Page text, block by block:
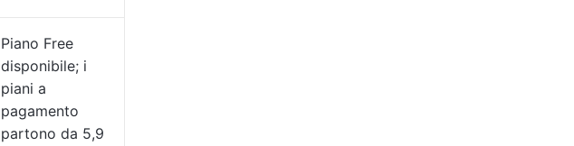
Piano Free
disponibile; i
piani a
pagamento
partono da 5,9